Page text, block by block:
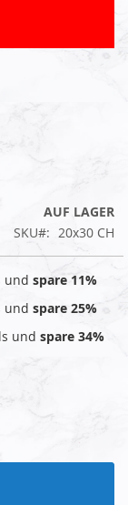
AUF LAGER
SKU
20x30 CH
und spare 11%
und spare 25%
und spare 34%